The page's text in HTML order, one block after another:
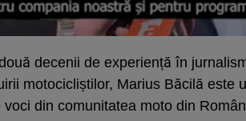
decenii de experiență în
motocicliștilor, Marius Băcilă este
voci din comunitatea moto din